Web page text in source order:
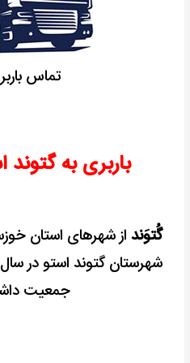
تماس
باربری به
گُتوَند از شهرهای استان
جمعیت